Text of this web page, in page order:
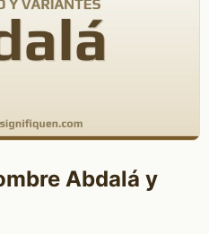
Abdalá y